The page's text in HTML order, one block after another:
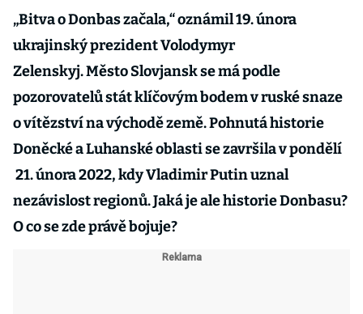
„Bitva o Donbas začala,“ oznámil 19. února
ukrajinský prezident Volodymyr
Zelenskyj. Město Slovjansk se má podle
pozorovatelů stát klíčovým bodem v ruské snaze
o vítězství na východě země. Pohnutá historie
Doněcké a Luhanské oblasti se završila v pondělí
21. února 2022, kdy Vladimir Putin uznal
nezávislost regionů. Jaká je ale historie Donbasu?
O co se zde právě bojuje?